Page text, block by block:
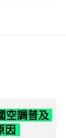
空調普及
因